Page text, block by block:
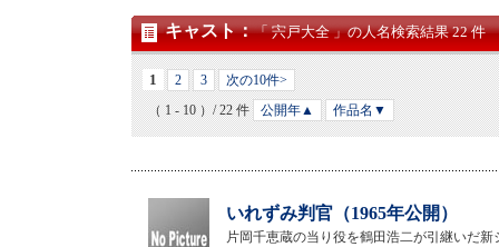
キャスト：「 宍戸大全 」の人名検索結果 22 件
1 2 3
次の10件>
（ 1 - 10 ）/ 22 件
公開年▲ 作品名▼
いれずみ判官（1965年公開）
片岡千恵蔵の当り役を鶴田浩二が引継いだ